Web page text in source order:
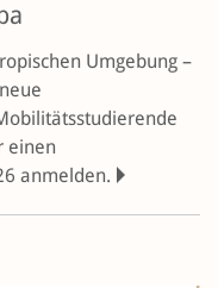
Umgebung –
einen
anmelden.